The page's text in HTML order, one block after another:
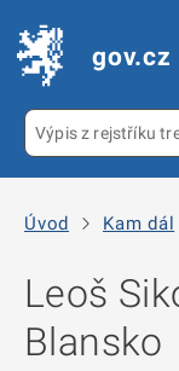
gov.cz
Úvod Kam dál
Leoš
Blansko